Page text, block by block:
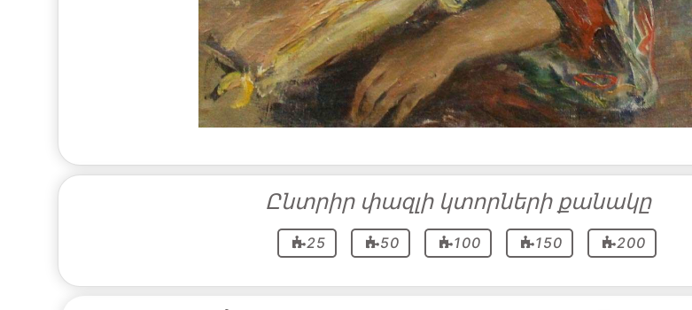
Ընտրիր փազլի կտորների քանակը
25 50 100 150 200